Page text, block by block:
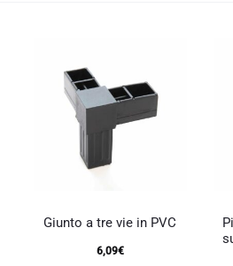
Giunto a tre vie in PVC
6,09€